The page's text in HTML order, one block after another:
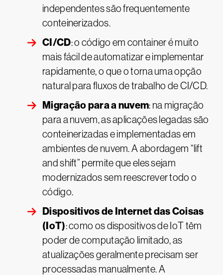
independentes são frequentemente
conteinerizados.
CI/CD: o código em container é muito
mais fácil de automatizar e implementar
rapidamente, o que o torna uma opção
natural para fluxos de trabalho de CI/CD.
Migração para a nuvem: na migração
para a nuvem, as aplicações legadas são
conteinerizadas e implementadas em
ambientes de nuvem. A abordagem “lift
and shift” permite que eles sejam
modernizados sem reescrever todo o
código.
Dispositivos de Internet das Coisas
(IoT): como os dispositivos de IoT têm
poder de computação limitado, as
atualizações geralmente precisam ser
processadas manualmente. A